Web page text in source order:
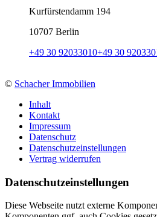
Kurfürstendamm 194
10707 Berlin
+49 30 92033010+49 30
© Schacher Immobilien
Inhalt
Kontakt
Impressum
Datenschutz
Datenschutzeinstellungen
Vertrag widerrufen
Daten­schutz­ein­stellungen
Diese Webseite nutzt externe